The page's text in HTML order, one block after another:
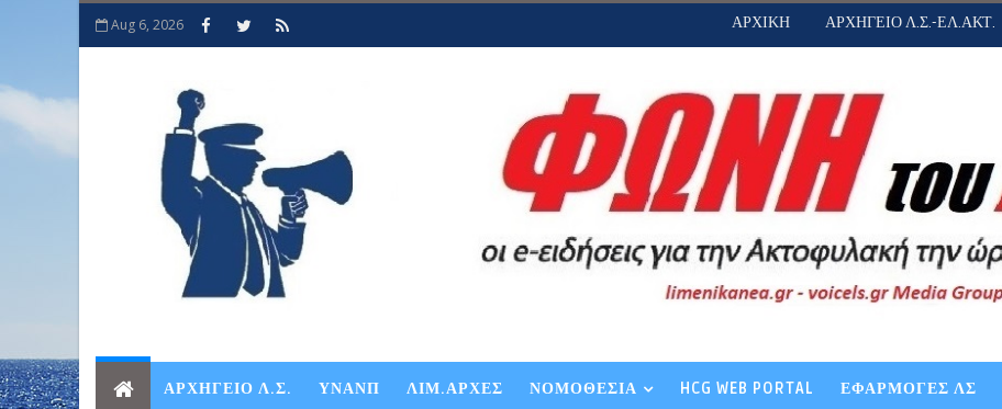
Aug 6, 2026 ΑΡΧΙΚΗ ΑΡΧΗΓΕΙΟ Λ.Σ.-ΕΛ.ΑΚΤ.
ΑΡΧΗΓΕΙΟ Λ.Σ. ΥΝΑΝΠ ΛΙΜ.ΑΡΧΕΣ ΝΟΜΟΘΕΣΙΑ HCG WEB PORTAL ΕΦΑΡΜΟΓΕΣ ΛΣ